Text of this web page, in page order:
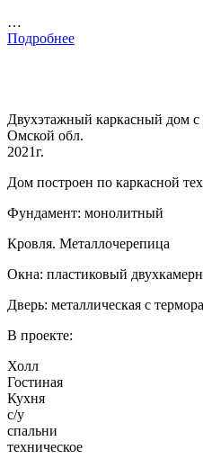
…
Подробнее
Двухэтажный каркасный дом с
Омской обл.
2021г.
Дом построен по каркасной
Фундамент: монолитный
Кровля. Металлочерепица
Окна: пластиковый
Дверь: металлическая с
В проекте:
Холл
Гостиная
Кухня
с/у
спальни
техническое